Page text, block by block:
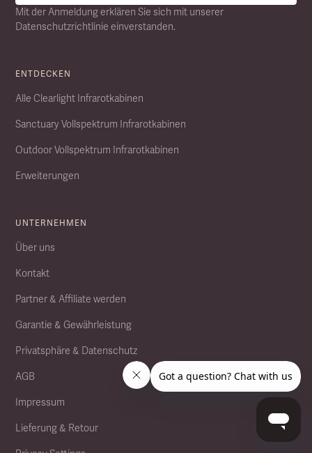
Mit der Anmeldung erklären Sie sich mit unserer
Datenschutzrichtlinie einverstanden.
ENTDECKEN
Alle Clearlight Infrarotkabinen
Sanctuary Vollspektrum Infrarotkabinen
Outdoor Vollspektrum Infrarotkabinen
Erweiterungen
UNTERNEHMEN
Über uns
Kontakt
Partner & Affiliate werden
Garantie & Gewährleistung
Privatsphäre & Datenschutz
AGB
Impressum
Lieferung & Retour